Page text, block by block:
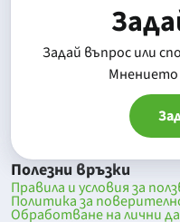
Задай въпрос или
Mнението
Полезни връзки
Правила и условия за
Политика за
Обработване на лични